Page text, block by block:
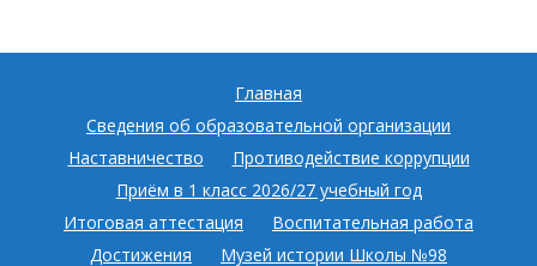
Главная
Сведения об образовательной организации
Наставничество
Противодействие коррупции
Приём в 1 класс 2026/27 учебный год
Итоговая аттестация
Воспитательная работа
Достижения
Музей истории Школы №98